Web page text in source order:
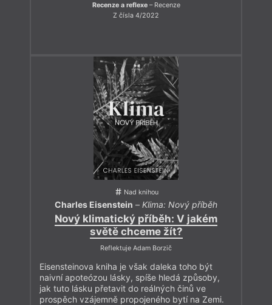
Recenze a reflexe– Recenze
Z čísla 4/2022
Nad knihou
Charles Eisenstein – Klima: Nový příběh
Nový klimatický příběh: V jakém
světě chceme žít?
Reflektuje Adam Borzič
Eisensteinova kniha je však daleka toho být
naivní apoteózou lásky, spíše hledá způsoby,
jak tuto lásku přetavit do reálných činů ve
prospěch vzájemně propojeného bytí na Zemi.